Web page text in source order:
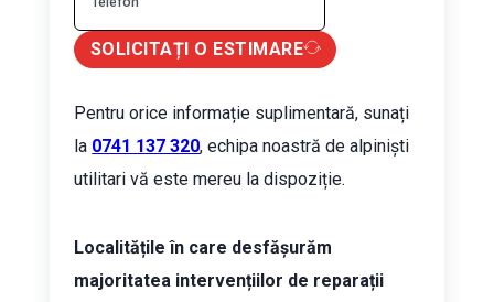
SOLICITAȚI O ESTIMARE
Pentru orice informație suplimentară, sunați
la 0741 137 320, echipa noastră de alpiniști
utilitari vă este mereu la dispoziție.
Localitățile în care desfășurăm
majoritatea intervențiilor de reparații